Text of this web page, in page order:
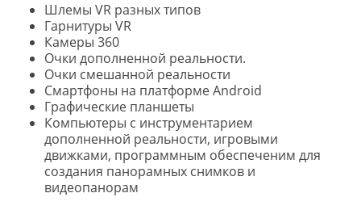
Шлемы VR разных типов
Гарнитуры VR
Камеры 360
Очки дополненной реальности.
Очки смешанной реальности
Смартфоны на платформе Android
Графические планшеты
Компьютеры с инструментарием
дополненной реальности, игровыми
движками, программным обеспеченим для
создания панорамных снимков и
видеопанорам